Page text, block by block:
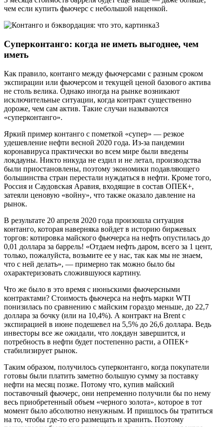
чем если купить фьючерс с небольшой наценкой.
Суперконтанго: когда не иметь выгоднее, чем
иметь
Как правило, контанго между фьючерсами с разным сроком
экспирации или фьючерсом и текущей ценой базового актива
не столь велика. Однако иногда на рынке возникают
исключительные ситуации, когда контракт существенно
дороже, чем сам актив. Такие случаи называются
«суперконтанго».
Яркий пример контанго с пометкой «супер» — резкое
удешевление нефти весной 2020 года. Из-за пандемии
коронавируса практически во всем мире были введены
локдауны. Никто никуда не ездил и не летал, производства
были приостановлены, поэтому экономики подавляющего
большинства стран перестали нуждаться в нефти. Кроме того,
Россия и Саудовская Аравия, входящие в состав ОПЕК+,
затеяли ценовую «войну», что также оказало давление на
рынок.
В результате 20 апреля 2020 года произошла ситуация
контанго, которая наверняка войдет в историю биржевых
торгов: котировка майского фьючерса на нефть опустилась до
0,01 доллара за баррель! «Отдаем нефть даром, всего за 1 цент,
только, пожалуйста, возьмите ее у нас, так как мы не знаем,
что с ней делать», — примерно так можно было бы
охарактеризовать сложившуюся картину.
Что же было в это время с июньскими фьючерсными
контрактами? Стоимость фьючерса на нефть марки WTI
понизилась по сравнению с майским гораздо меньше, до 22,7
доллара за бочку (или на 10,4%). А контракт на Brent с
экспирацией в июне подешевел на 5,5% до 26,6 доллара. Ведь
инвесторы все же ожидали, что локдаун завершится, и
потребность в нефти будет постепенно расти, а ОПЕК+
стабилизирует рынок.
Таким образом, получилось суперконтанго, когда покупатели
готовы были платить заметно большую сумму за поставку
нефти на месяц позже. Потому что, купив майский
поставочный фьючерс, они непременно получили бы по нему
весь приобретенный объем «черного золота», которое в тот
момент было абсолютно ненужным. И пришлось бы тратиться
на то, чтобы где-то его размещать и хранить. Поэтому